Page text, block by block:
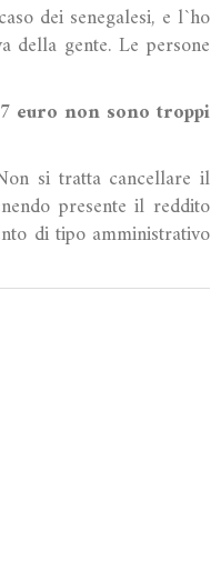
dei senegalesi, e l`ho
della gente. Le persone
euro non sono troppi
si tratta cancellare il
presente il reddito
di tipo amministrativo